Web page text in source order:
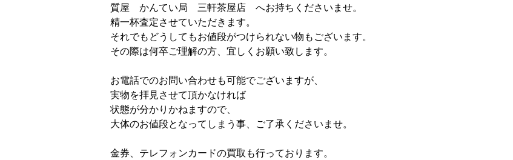
質屋 かんてい局 三軒茶屋店 へお持ちくださいませ。
精一杯査定させていただきます。
それでもどうしてもお値段がつけられない物もございます。
その際は何卒ご理解の方、宜しくお願い致します。
お電話でのお問い合わせも可能でございますが、
実物を拝見させて頂かなければ
状態が分かりかねますので、
大体のお値段となってしまう事、ご了承くださいませ。
金券、テレフォンカードの買取も行っております。